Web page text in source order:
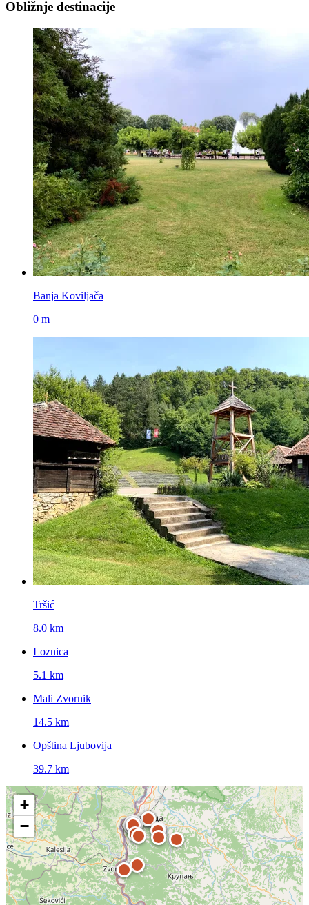
Obližnje destinacije
Banja Koviljača
0 m
Tršić
8.0 km
Loznica
5.1 km
Mali Zvornik
14.5 km
Opština Ljubovija
39.7 km
+
−